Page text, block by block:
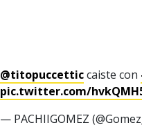
@titopuccetticcaiste con
pic.twitter.com/
— PACHIIGOMEZ